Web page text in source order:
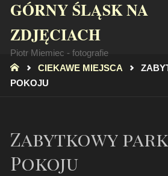
GÓRNY ŚLĄSK NA
ZDJĘCIACH
Piotr Miemiec - fotografie
STRONA
GŁÓWNA
CIEKAWE MIEJSCA
POKOJU
Zabytkowy
Pokoju